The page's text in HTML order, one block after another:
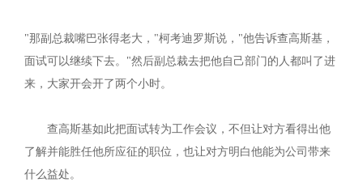
"那副总裁嘴巴张得老大，"柯考迪罗斯说，"他告诉查高斯基，
面试可以继续下去。"然后副总裁去把他自己部门的人都叫了进
来，大家开会开了两个小时。
查高斯基如此把面试转为工作会议，不但让对方看得出他
了解并能胜任他所应征的职位，也让对方明白他能为公司带来
什么益处。